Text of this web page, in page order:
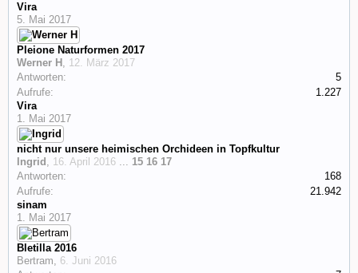
Vira
5. Mai 2017
Pleione Naturformen 2017
Werner H , 12. März 2017
Antworten:
5
Aufrufe:
1.227
Vira
1. Mai 2017
nicht nur unsere heimischen Orchideen in Topfkultur
Ingrid , 16. April 2016 ... 15 16 17
Antworten:
168
Aufrufe:
21.942
sinam
1. Mai 2017
Bletilla 2016
Bertram, 6. Juni 2016